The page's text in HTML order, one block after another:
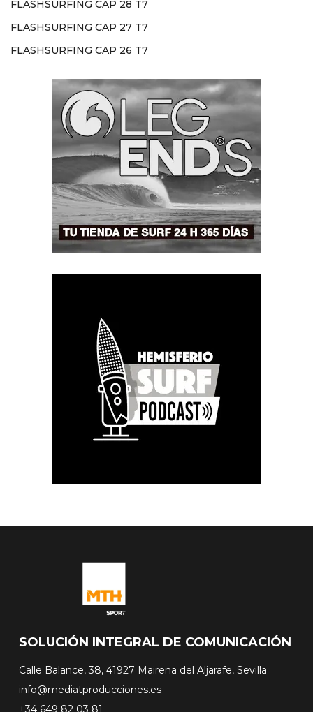
FLASHSURFING CAP 28 T7
FLASHSURFING CAP 27 T7
FLASHSURFING CAP 26 T7
SOLUCIÓN INTEGRAL DE COMUNICACIÓN
Calle Balance, 38, 41927 Mairena del Aljarafe, Sevilla
info@mediatproducciones.es
+34 649 82 03 81